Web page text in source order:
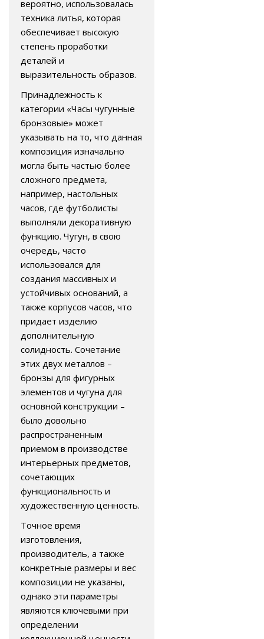
вероятно, использовалась
техника литья, которая
обеспечивает высокую
степень проработки
деталей и
выразительность образов.
Принадлежность к
категории «Часы чугунные
бронзовые» может
указывать на то, что данная
композиция изначально
могла быть частью более
сложного предмета,
например, настольных
часов, где футболисты
выполняли декоративную
функцию. Чугун, в свою
очередь, часто
использовался для
создания массивных и
устойчивых оснований, а
также корпусов часов, что
придает изделию
дополнительную
солидность. Сочетание
этих двух металлов –
бронзы для фигурных
элементов и чугуна для
основной конструкции –
было довольно
распространенным
приемом в производстве
интерьерных предметов,
сочетающих
функциональность и
художественную ценность.
Точное время
изготовления,
производитель, а также
конкретные размеры и вес
композиции не указаны,
однако эти параметры
являются ключевыми при
определении